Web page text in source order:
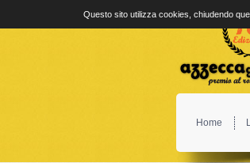
Home
Questo sito utilizza cookies, chiudendo